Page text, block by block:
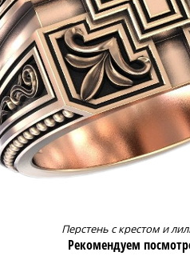
Перстень с крестом и
Рекомендуем